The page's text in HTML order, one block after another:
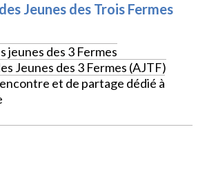
Jeunes des Trois Fermes
jeunes des 3 Fermes
Jeunes des 3 Fermes (AJTF)
et de partage dédié à